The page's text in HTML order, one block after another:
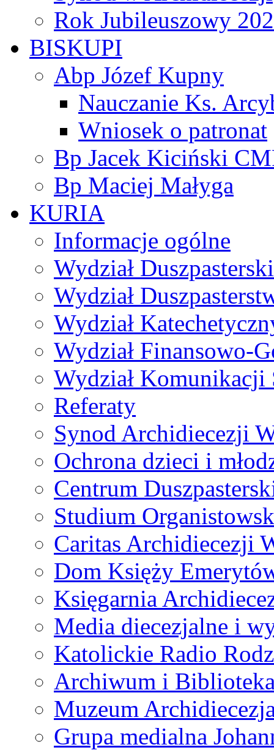
Rok Jubileuszowy
BISKUPI
Abp Józef Kupny
Nauczanie Ks.
Wniosek o patronat
Bp Jacek Kiciński
Bp Maciej Małyga
KURIA
Informacje ogólne
Wydział Duszpasterski
Wydział
Wydział
Wydział Finansowo-
Wydział Komunikacji
Referaty
Synod Archidiecezji
Ochrona dzieci i
Centrum
Studium
Caritas Archidiecezji
Dom Księży
Księgarnia
Media diecezjalne i
Katolickie Radio
Archiwum i
Muzeum
Grupa medialna